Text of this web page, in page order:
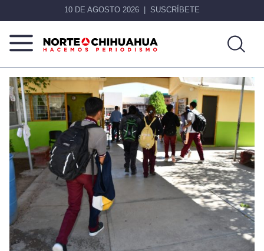
10 DE AGOSTO 2026 SUSCRÍBETE
Norte
De
Chihuahua
Más
que
noticias,
hacemos periodismo